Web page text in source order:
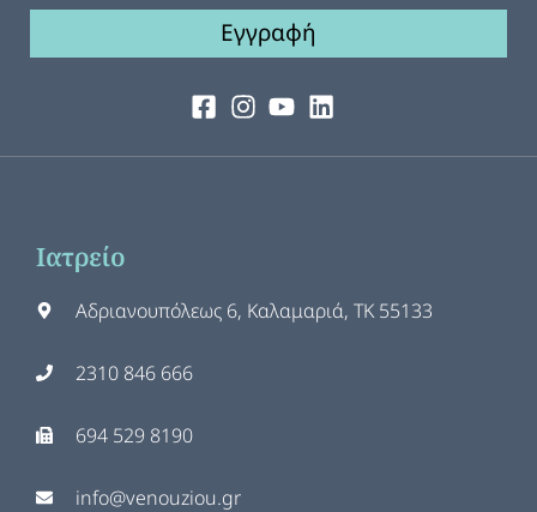
Εγγραφή
Ιατρείο
Αδριανουπόλεως 6, Καλαμαριά, ΤΚ 55133
2310 846 666
694 529 8190
info@venouziou.gr